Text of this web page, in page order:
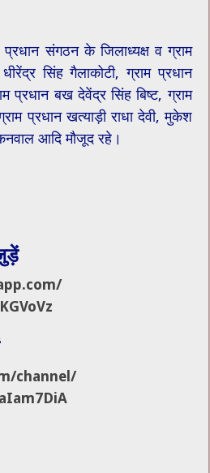
प्रधान संगठन ​के जिलाध्यक्ष व ग्राम
सिंह गैलाकोटी, ग्राम प्रधान
प्रधान बख देवेंद्र सिंह बिष्ट, ग्राम
प्रधान खत्याड़ी राधा देवी, मुकेश
आदि मौजूद रहे।
channel/